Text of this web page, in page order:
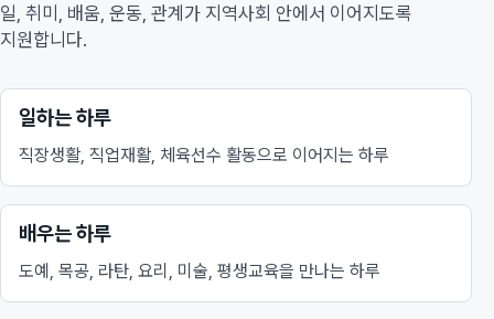
일, 취미, 배움, 운동, 관계가 지역사회 안에서 이어지도록
지원합니다.
일하는 하루
직장생활, 직업재활, 체육선수 활동으로 이어지는 하루
배우는 하루
도예, 목공, 라탄, 요리, 미술, 평생교육을 만나는 하루